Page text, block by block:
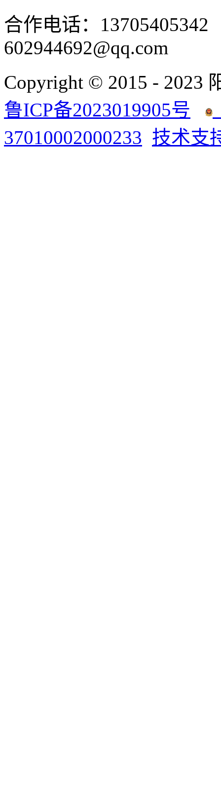
合作电话：
602944692@qq.com
Copyright © 2015 - 2023
鲁ICP备2023019905号
37010002000233 技术支